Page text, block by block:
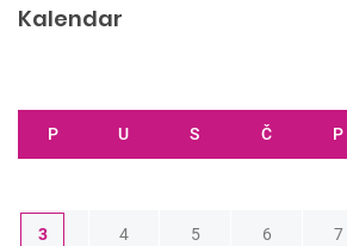
Kalendar
P U S Č P
3 4 5 6 7